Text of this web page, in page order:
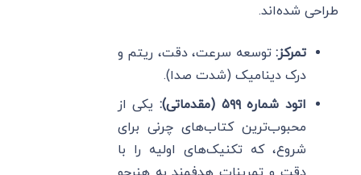
طراحی شده‌اند.
تمرکز: توسعه سرعت، دقت، ریتم و
درک دینامیک (شدت صدا).
اتود شماره ۵۹۹ (مقدماتی):
یکی از
محبوب‌ترین کتاب‌های چرنی برای
شروع، که تکنیک‌های اولیه را با